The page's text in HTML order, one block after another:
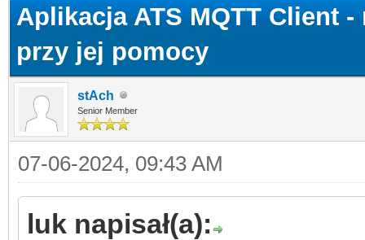
Aplikacja ATS MQTT Client
przy jej pomocy
stAch
Senior Member
07-06-2024, 09:43 AM
luk napisał(a):